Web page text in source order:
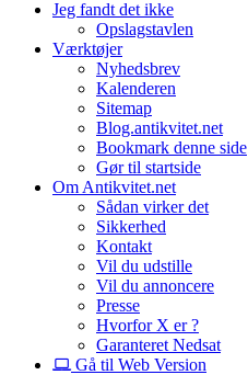
Jeg fandt det ikke
Opslagstavlen
Værktøjer
Nyhedsbrev
Kalenderen
Sitemap
Blog.antikvitet.net
Bookmark denne side
Gør til startside
Om Antikvitet.net
Sådan virker det
Sikkerhed
Kontakt
Vil du udstille
Vil du annoncere
Presse
Hvorfor X er ?
Garanteret Nedsat
Gå til Web Version